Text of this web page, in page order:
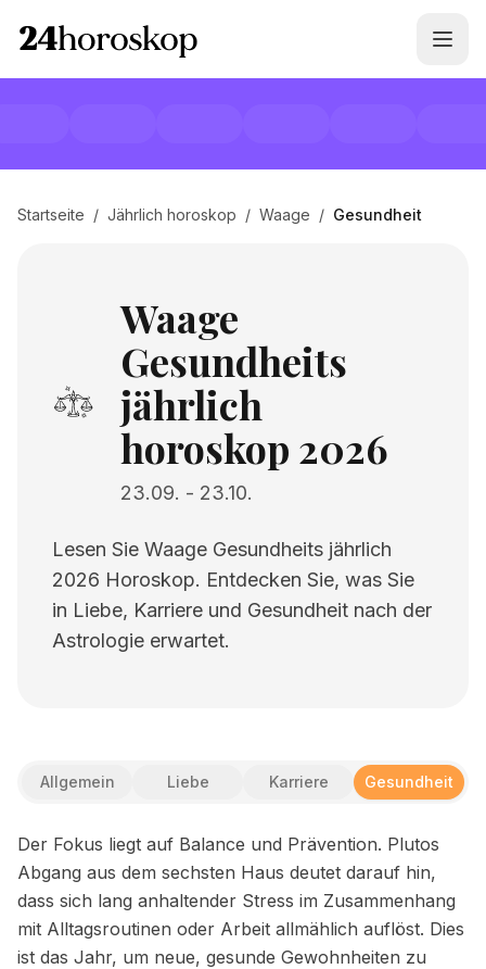
Startseite / Jährlich horoskop / Waage / Gesundheit
Waage
Gesundheits
jährlich
horoskop 2026
23.09. - 23.10.
Lesen Sie Waage Gesundheits jährlich
2026 Horoskop. Entdecken Sie, was Sie
in Liebe, Karriere und Gesundheit nach der
Astrologie erwartet.
Allgemein Liebe Karriere Gesundheit
Der Fokus liegt auf Balance und Prävention. Plutos
Abgang aus dem sechsten Haus deutet darauf hin,
dass sich lang anhaltender Stress im Zusammenhang
mit Alltagsroutinen oder Arbeit allmählich auflöst. Dies
ist das Jahr, um neue, gesunde Gewohnheiten zu